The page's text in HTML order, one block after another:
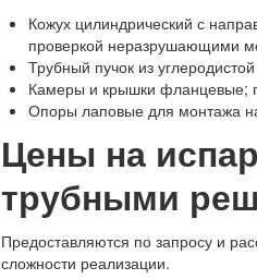
Кожух цилиндрический с
проверкой неразрушающими
Трубный пучок из
Камеры и крышки фланцевые;
Опоры лаповые для монтажа
Цены на
трубными
Предоставляются по запросу и
сложности реализации.